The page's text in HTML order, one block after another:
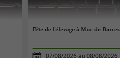
Fête de l'élevage à Mur-de-Barrez
07/08/2026 au 08/08/2026